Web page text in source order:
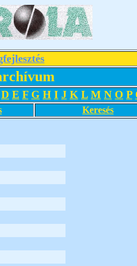
D E F G H I J K L M N O P
Keresés